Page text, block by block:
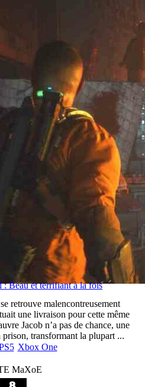
Beau et terrifiant à la fois
retrouve malencontreusement
une livraison pour cette même
Jacob n’a pas de chance, une
prison, transformant la plupart ...
Xbox One
MaXoE